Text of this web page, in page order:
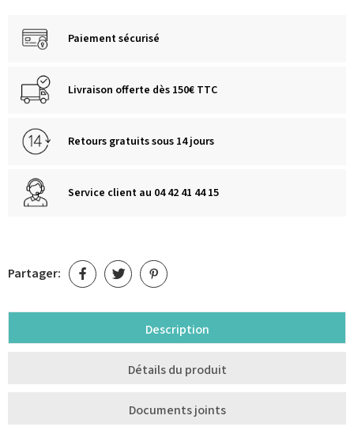
Paiement sécurisé
Livraison offerte dès 150€ TTC
Retours gratuits sous 14 jours
Service client au 04 42 41 44 15
Partager:
Description
Détails du produit
Documents joints